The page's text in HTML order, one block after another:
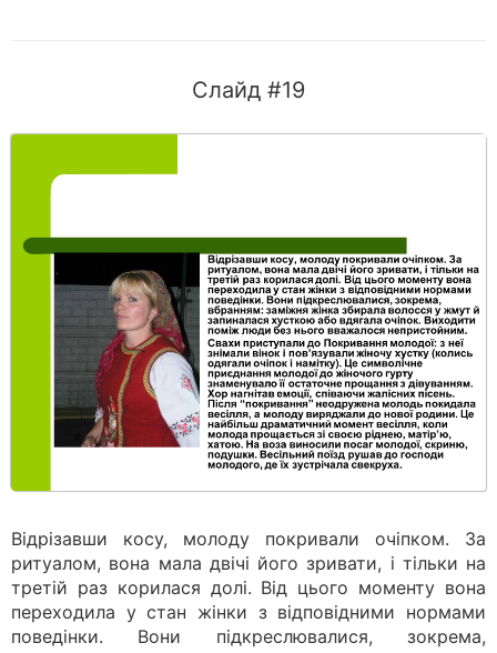
Слайд #19
Відрізавши косу, молоду покривали очіпком. За
ритуалом, вона мала двічі його зривати, і тільки на
третій раз корилася долі. Від цього моменту вона
переходила у стан жінки з відповідними нормами
поведінки. Вони підкреслювалися, зокрема,